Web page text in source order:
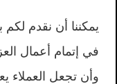
يمكننا أن نقدم
في إتمام أعمال
وأن تجعل العملاء